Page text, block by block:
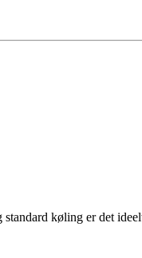
køling er det